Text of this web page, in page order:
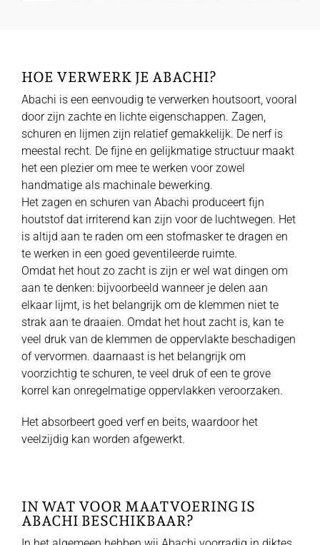
HOE VERWERK JE ABACHI?
Abachi is een eenvoudig te verwerken houtsoort, vooral
door zijn zachte en lichte eigenschappen. Zagen,
schuren en lijmen zijn relatief gemakkelijk. De nerf is
meestal recht. De fijne en gelijkmatige structuur maakt
het een plezier om mee te werken voor zowel
handmatige als machinale bewerking.
Het zagen en schuren van Abachi produceert fijn
houtstof dat irriterend kan zijn voor de luchtwegen. Het
is altijd aan te raden om een stofmasker te dragen en
te werken in een goed geventileerde ruimte.
Omdat het hout zo zacht is zijn er wel wat dingen om
aan te denken: bijvoorbeeld wanneer je delen aan
elkaar lijmt, is het belangrijk om de klemmen niet te
strak aan te draaien. Omdat het hout zacht is, kan te
veel druk van de klemmen de oppervlakte beschadigen
of vervormen. daarnaast is het belangrijk om
voorzichtig te schuren, te veel druk of een te grove
korrel kan onregelmatige oppervlakken veroorzaken.
Het absorbeert goed verf en beits, waardoor het
veelzijdig kan worden afgewerkt.
IN WAT VOOR MAATVOERING IS
ABACHI BESCHIKBAAR?